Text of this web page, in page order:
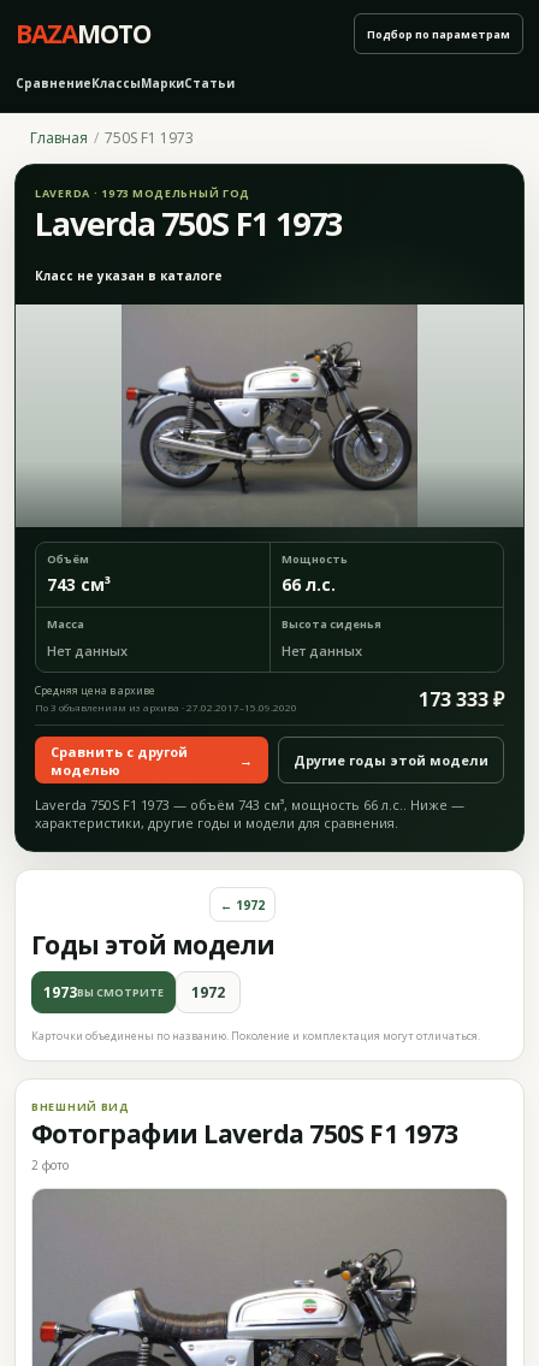
BAZAMOTO
СравнениеКлассыМаркиСтатьи
Подбор по параметрам
Главная 750S F1 1973
LAVERDA · 1973 МОДЕЛЬНЫЙ ГОД
Laverda 750S F1 1973
Класс не указан в каталоге
Объём
743 см³
Мощность
66 л.с.
Масса
Нет данных
Высота сиденья
Нет данных
Средняя цена в архиве 173 333 ₽
По 3 объявлениям из архива · 27.02.2017–15.09.2020
Сравнить с другой
моделью
→ Другие годы этой модели
Laverda 750S F1 1973 — объём 743 см³, мощность 66 л.с.. Ниже —
характеристики, другие годы и модели для сравнения.
Годы этой модели
← 1972
1973ВЫ СМОТРИТЕ 1972
Карточки объединены по названию. Поколение и комплектация могут отличаться.
ВНЕШНИЙ ВИД
Фотографии Laverda 750S F1 1973
2 фото